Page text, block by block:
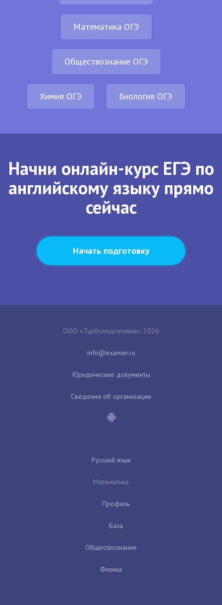
Математика ОГЭ
Обществознание ОГЭ
Химия ОГЭ Биология ОГЭ
Начни онлайн-курс ЕГЭ по
английскому языку прямо
сейчас
Начать подготовку
ООО «Турбоподготовка», 2026
Юридические документы
Сведения об организации
Русский язык
Математика
Профиль
База
Обществознание
Физика